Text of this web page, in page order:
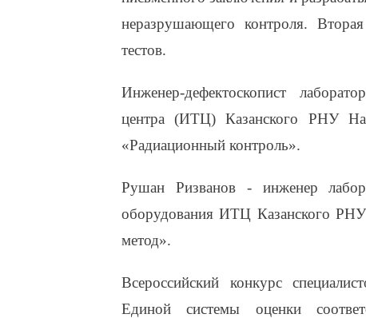
неразрушающего контроля.
тестов.
Инженер-дефектоскопист
центра (ИТЦ) Казанского РНУ
«Радиационный контроль».
Рушан Ризванов - инженер
оборудования ИТЦ Казанского
метод».
Всероссийский конкурс
Единой системы оценки